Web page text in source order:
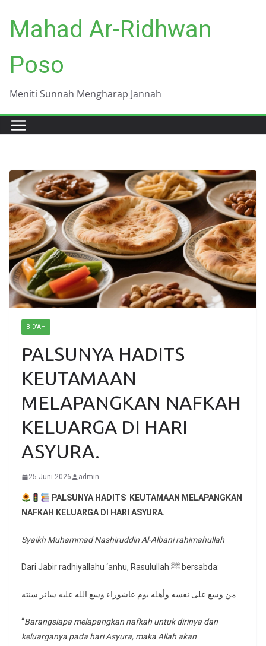
content
Mahad Ar-Ridhwan
Poso
Meniti Sunnah Mengharap Jannah
BID'AH
PALSUNYA HADITS
KEUTAMAAN
MELAPANGKAN NAFKAH
KELUARGA DI HARI
ASYURA.
25 Juni 2026 admin
PALSUNYA HADITS KEUTAMAAN MELAPANGKAN
NAFKAH KELUARGA DI HARI ASYURA.
Syaikh Muhammad Nashiruddin Al-Albani rahimahullah
Dari Jabir radhiyallahu ‘anhu, Rasulullah ﷺ bersabda:
من وسع على نفسه وأهله يوم عاشوراء وسع الله عليه سائر سنته
“Barangsiapa melapangkan nafkah untuk dirinya dan
keluarganya pada hari Asyura, maka Allah akan